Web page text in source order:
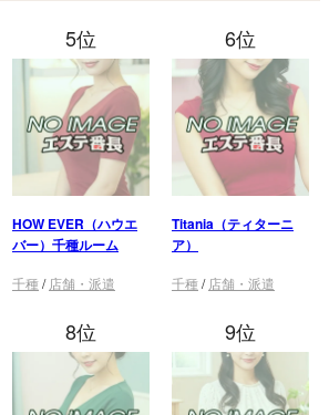
5位
HOW EVER（ハウエ
バー）千種ルーム
千種/ 店舗・派遣
6位
Titania（ティターニ
ア）
千種/ 店舗・派遣
8位 9位